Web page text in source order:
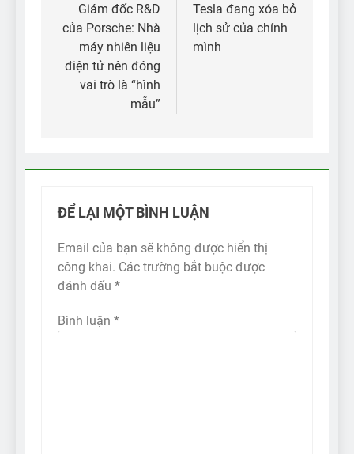
hướng
bài
viết
Giám đốc R&D
của Porsche: Nhà
máy nhiên liệu
điện tử nên đóng
vai trò là “hình
mẫu”
Tesla đang xóa bỏ
lịch sử của chính
mình
ĐỂ LẠI MỘT BÌNH LUẬN
Email của bạn sẽ không được hiển thị
công khai. Các trường bắt buộc được
đánh dấu *
Bình luận *